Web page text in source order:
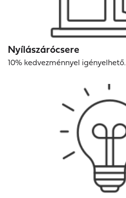
Nyílászárócsere
10% kedvezménnyel igényelhető.